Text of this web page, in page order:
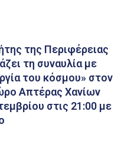
της Περιφέρειας
τη συναυλία με
του κόσμου» στον
Απτέρας Χανίων
στις 21:00 με